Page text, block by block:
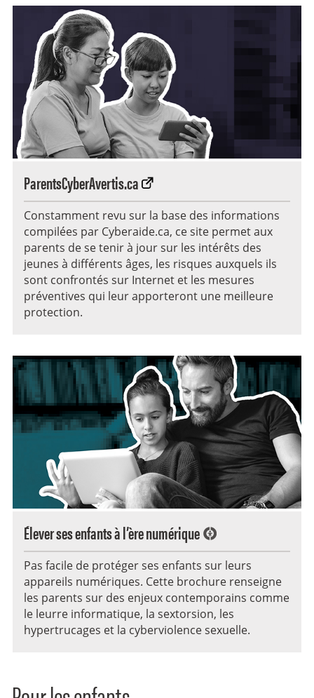
ParentsCyberAvertis.ca
Constamment revu sur la base des informations
compilées par Cyberaide.ca, ce site permet aux
parents de se tenir à jour sur les intérêts des
jeunes à différents âges, les risques auxquels ils
sont confrontés sur Internet et les mesures
préventives qui leur apporteront une meilleure
protection.
Élever ses enfants à l’ère numérique
Pas facile de protéger ses enfants sur leurs
appareils numériques. Cette brochure renseigne
les parents sur des enjeux contemporains comme
le leurre informatique, la sextorsion, les
hypertrucages et la cyberviolence sexuelle.